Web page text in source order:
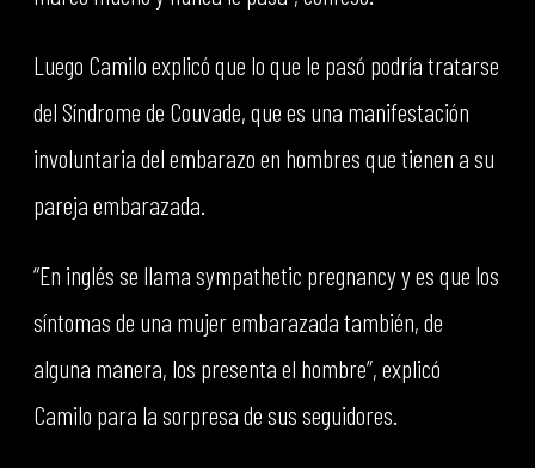
Luego Camilo explicó que lo que le pasó podría tratarse
del Síndrome de Couvade, que es una manifestación
involuntaria del embarazo en hombres que tienen a su
pareja embarazada.
“En inglés se llama sympathetic pregnancy y es que los
síntomas de una mujer embarazada también, de
alguna manera, los presenta el hombre”, explicó
Camilo para la sorpresa de sus seguidores.